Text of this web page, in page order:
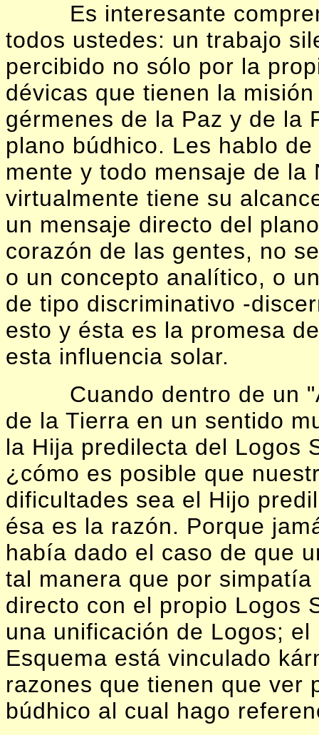
Es interesante
todos ustedes: un trabajo
percibido no sólo por la
dévicas que tienen la
gérmenes de la Paz y de la
plano búdhico. Les hablo
mente y todo mensaje de
virtualmente tiene su
un mensaje directo del
corazón de las gentes, no
o un concepto analítico, o
de tipo discriminativo -
esto y ésta es la promesa
esta influencia solar.
Cuando dentro de un
de la Tierra en un sentido
la Hija predilecta del Logos
¿cómo es posible que
dificultades sea el Hijo
ésa es la razón. Porque
había dado el caso de que
tal manera que por
directo con el propio Logos
una unificación de Logos;
Esquema está vinculado
razones que tienen que ver
búdhico al cual hago